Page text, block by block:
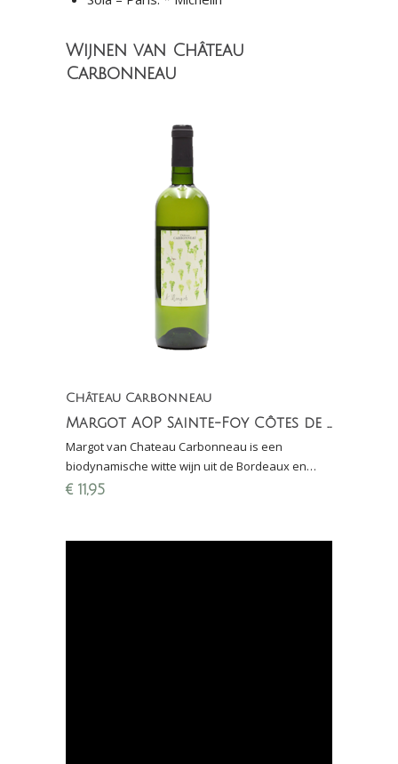
Wijnen van Château
Carbonneau
Château Carbonneau
Margot AOP Sainte-Foy Côtes de Bordeaux
Margot van Chateau Carbonneau is een
biodynamische witte wijn uit de Bordeaux en
gemaakt van 95% Sauvignon Blanc en 5%
€ 11,95